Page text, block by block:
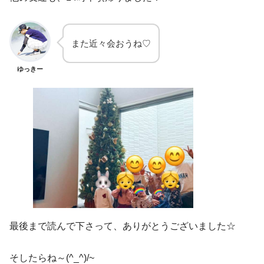
ゆっきー
また近々会おうね♡
最後まで読んで下さって、ありがとうございました☆
そしたらね～(^_^)/~